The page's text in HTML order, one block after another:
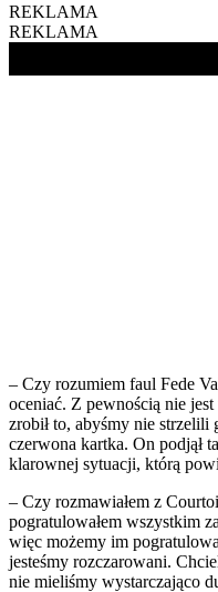
REKLAMA
REKLAMA
– Czy rozumiem faul Fede
oceniać. Z pewnością nie
zrobił to, abyśmy nie strzelili
czerwona kartka. On podjął
klarownej sytuacji, którą
– Czy rozmawiałem z
pogratulowałem wszystkim
więc możemy im
jesteśmy rozczarowani.
nie mieliśmy wystarczająco